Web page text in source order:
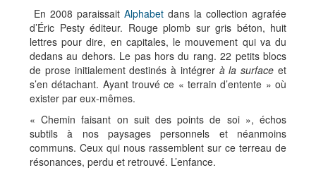
En 2008 paraissait Alphabet dans la collection agrafée
d’Éric Pesty éditeur. Rouge plomb sur gris béton, huit
lettres pour dire, en capitales, le mouvement qui va du
dedans au dehors. Le pas hors du rang. 22 petits blocs
de prose initialement destinés à intégrer à la surface et
s’en détachant. Ayant trouvé ce « terrain d’entente » où
exister par eux-mêmes.
« Chemin faisant on suit des points de soi », échos
subtils à nos paysages personnels et néanmoins
communs. Ceux qui nous rassemblent sur ce terreau de
résonances, perdu et retrouvé. L’enfance.